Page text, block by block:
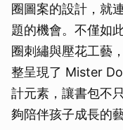
圈圖案的設計，就
題的機會。不僅如
圈刺繡與壓花工藝
整呈現了 Mister
計元素，讓書包不
夠陪伴孩子成長的藝